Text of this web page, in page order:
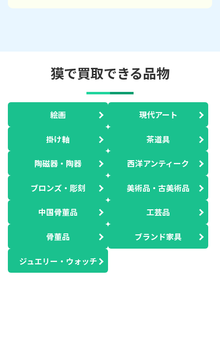
獏で買取できる品物
絵画 現代アート
掛け軸 茶道具
陶磁器・陶器 西洋アンティーク
ブロンズ・彫刻 美術品・古美術品
中国骨董品 工芸品
骨董品 ブランド家具
ジュエリー・ウォッチ